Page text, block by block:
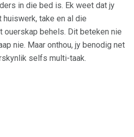
in die bed is. Ek weet dat jy
huiswerk, take en al die
ouerskap behels. Dit beteken nie
nie. Maar onthou, jy benodig net
selfs multi-taak.